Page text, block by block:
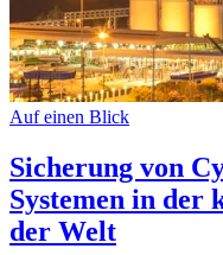
Auf einen Blick
Sicherung von
Systemen in
der Welt